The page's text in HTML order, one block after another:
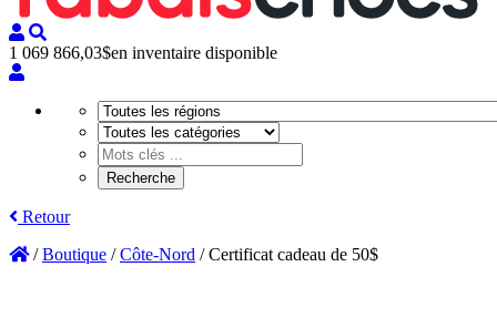
1 069 866,03$en inventaire disponible
Retour
/Boutique /Côte-Nord /Certificat cadeau de 50$